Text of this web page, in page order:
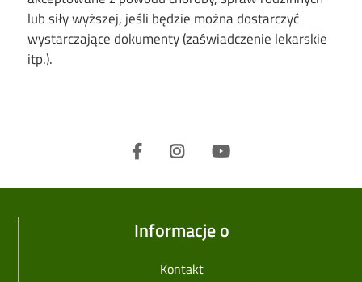
lub siły wyższej, jeśli będzie można dostarczyć
wystarczające dokumenty (zaświadczenie lekarskie
itp.).
Informacje o
Kontakt